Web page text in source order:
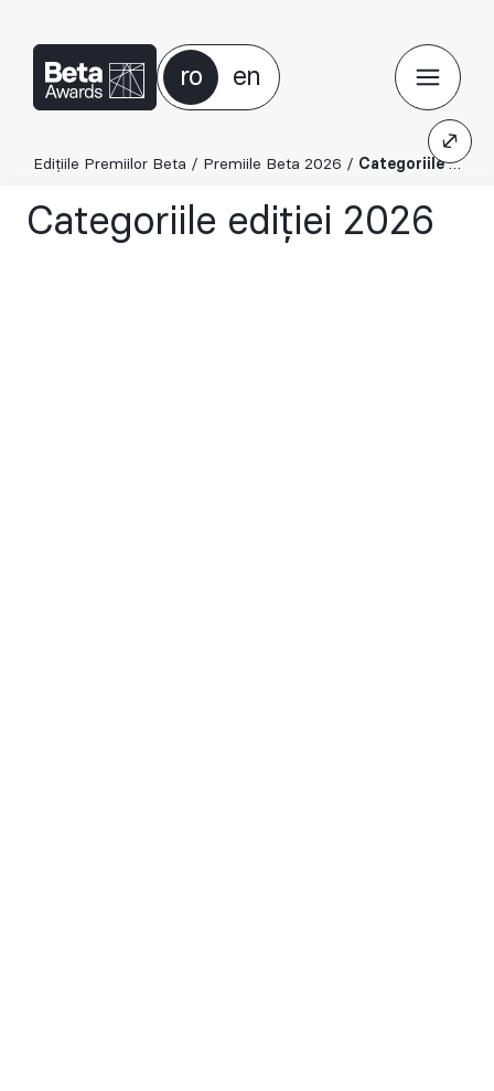
ro en
Edițiile Premiilor Beta / Premiile Beta 2026 / Categoriile ediției 2026
Categoriile ediției 2026